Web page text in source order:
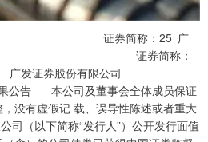
证券简称：25 广
524394 证券简称：
股份有限公司
司及董事会全体成员保证
没有虚假记 载、误导性陈述或者重大
（以下简称“发行人”）公开发行面值